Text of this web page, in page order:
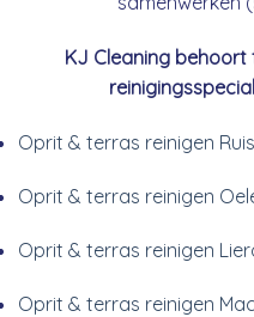
KJ Cleaning
Oprit & terras reinigen
Oprit & terras reinigen
Oprit & terras reinigen
Oprit & terras reinigen